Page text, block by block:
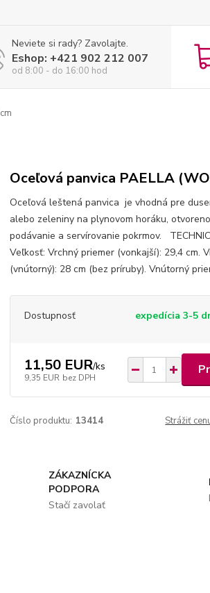
Neviete si rady? Zavolajte.
Eshop: +421 902 212 007
od 8:00 - do 16:00 hod
Oceľová panvica PAELLA
Oceľová leštená panvica je vhodná pre
alebo zeleniny na plynovom horáku,
podávanie a servírovanie pokrmov.
Veľkosť: Vrchný priemer (vonkajší): 29,4 cm.
(vnútorný): 28 cm (bez príruby). Vnútorný
Dostupnosť expedícia 3-5
11,50 EUR/ks
9,35 EUR bez DPH
Číslo produktu: 13414 Strážiť
ZÁKAZNÍCKA
PODPORA
Stačí zavolať